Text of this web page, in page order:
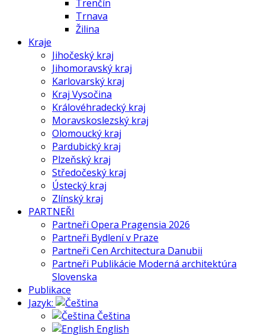
Trenčín
Trnava
Žilina
Kraje
Jihočeský kraj
Jihomoravský kraj
Karlovarský kraj
Kraj Vysočina
Královéhradecký kraj
Moravskoslezský kraj
Olomoucký kraj
Pardubický kraj
Plzeňský kraj
Středočeský kraj
Ústecký kraj
Zlínský kraj
PARTNEŘI
Partneři Opera Pragensia 2026
Partneři Bydlení v Praze
Partneři Cen Architectura Danubii
Partneři Publikácie Moderná architektúra
Slovenska
Publikace
Jazyk:
Čeština
English